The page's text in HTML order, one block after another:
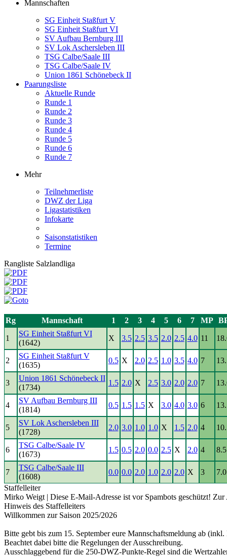
Mannschaften
SG Einheit Staßfurt V
SG Einheit Staßfurt VI
SV Aufbau Bernburg III
SV Lok Aschersleben III
TSG Calbe/Saale III
TSG Calbe/Saale IV
Union 1861 Schönebeck II
Paarungsliste
Aktuelle Runde
Runde 1
Runde 2
Runde 3
Runde 4
Runde 5
Runde 6
Runde 7
Mehr
Teilnehmerliste
DWZ der Liga
Ligastatistiken
Infokarte
Saisonstatistiken
Termine
Rangliste Salzlandliga
Rg Mannschaft 1 2 3 4 5 6 7 MP
1
SG Einheit Staßfurt VI
(1642)
X 3.5 2.5 3.5 2.0 2.5 4.0 11
2
SG Einheit Staßfurt V
(1635)
0.5 X 2.0 2.5 1.0 3.5 4.0 7
3
Union 1861 Schönebeck II
(1734)
1.5 2.0 X 2.5 3.0 2.0 2.0 7
4
SV Aufbau Bernburg III
(1814)
0.5 1.5 1.5 X 3.0 4.0 3.0 6
5
SV Lok Aschersleben III
(1728)
2.0 3.0 1.0 1.0 X 1.5 2.0 4
6
TSG Calbe/Saale IV
(1673)
1.5 0.5 2.0 0.0 2.5 X 2.0 4 8.5
7
TSG Calbe/Saale III
(1608)
0.0 0.0 2.0 1.0 2.0 2.0 X 3
7.0
Staffelleiter
Mirko Weigt | Diese E-Mail-Adresse ist vor Spambots geschützt! Zur
Hinweis des Staffelleiters
Willkommen zur Saison 2025/2026
Bitte gebt bis zum 15. September eure Mannschaftsmeldung ab
Beachtet dabei bitte die Regelungen der Ausschreibung.
Ausschlaggebend für die 250-DWZ-Punkte-Regel sind die